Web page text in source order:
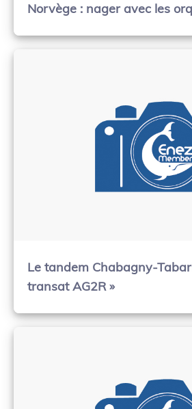
Norvège : nager avec les
Le tandem Chabagny-
transat AG2R »